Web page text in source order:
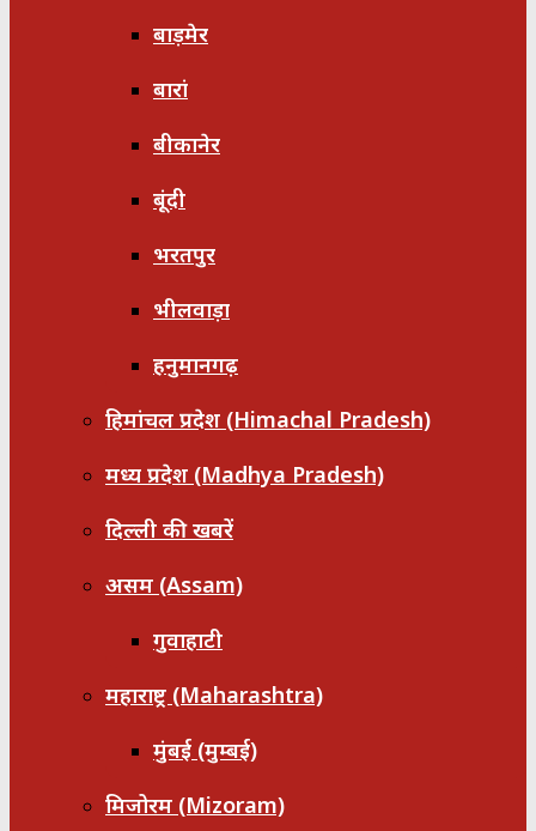
बाड़मेर
बारां
बीकानेर
बूंदी
भरतपुर
भीलवाड़ा
हनुमानगढ़
हिमांचल प्रदेश (Himachal Pradesh)
मध्य प्रदेश (Madhya Pradesh)
दिल्ली की खबरें
असम (Assam)
गुवाहाटी
महाराष्ट्र (Maharashtra)
मुंबई (मुम्बई)
मिजोरम (Mizoram)